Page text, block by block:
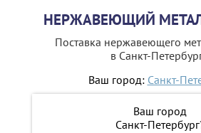
НЕРЖАВЕЮЩИЙ
Поставка нержавеющего
в Санкт-
Ваш город: Санкт-
Ваш город
Санкт-
+7 (812)642-41-
+7 (812)642-41-